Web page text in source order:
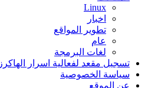
Linux
اخبار
تطوير المواقع
عام
لغات البرمجة
تسجيل مقعد لفعالية اسرار الهاكرز 2016
سياسة الخصوصية
عن الموقع